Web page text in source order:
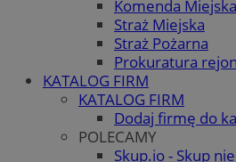
Komenda
Straż Miejska
Straż Pożarna
Prokuratura
KATALOG FIRM
KATALOG FIRM
Dodaj firmę do
POLECAMY
Skup.io - Skup